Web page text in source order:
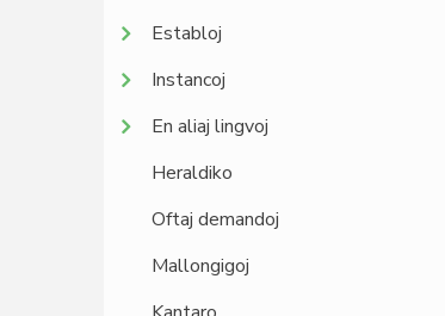
Establoj
Instancoj
En aliaj lingvoj
Heraldiko
Oftaj demandoj
Mallongigoj